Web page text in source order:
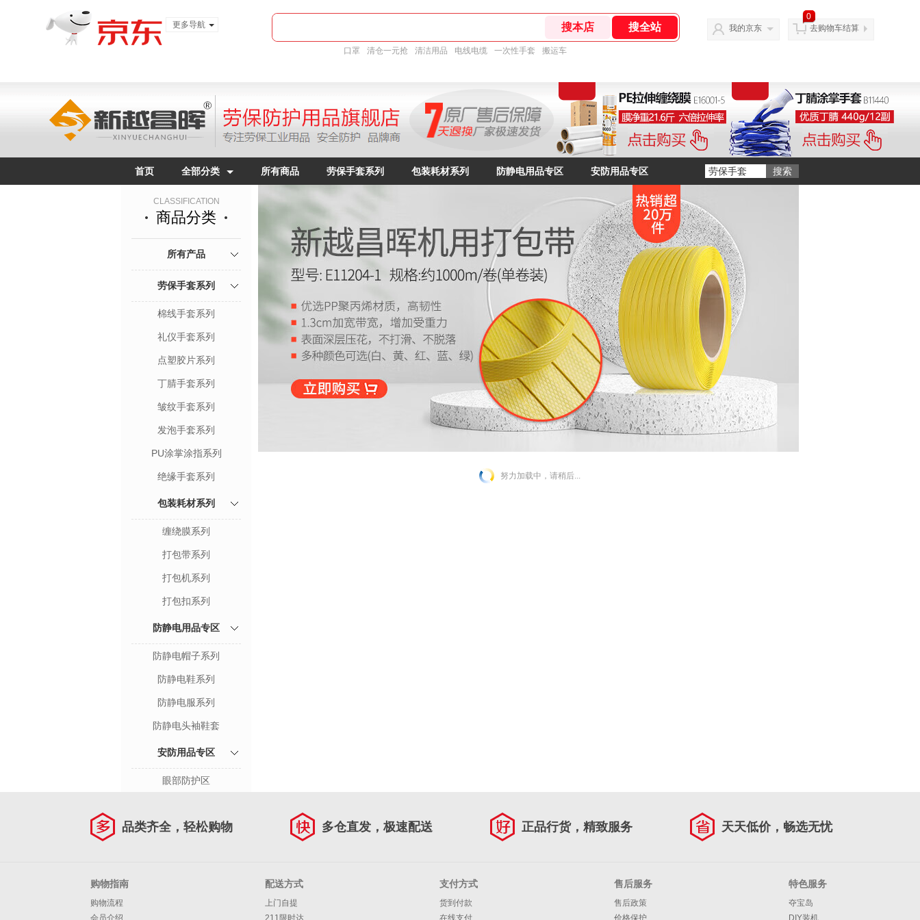
更多导航
口罩 清仓一元抢 清洁用品 电线电缆 一次性手套 搬运车
我的京东
0
去购物车结算
首页 全部分类 所有商品 劳保手套系列 包装耗材系列 防静电用品专区 安防用品专区
CLASSIFICATION
商品分类
所有产品
劳保手套系列
棉线手套系列
礼仪手套系列
点塑胶片系列
丁腈手套系列
皱纹手套系列
发泡手套系列
PU涂掌涂指系列
绝缘手套系列
包装耗材系列
缠绕膜系列
打包带系列
打包机系列
打包扣系列
防静电用品专区
防静电帽子系列
防静电鞋系列
防静电服系列
防静电头袖鞋套
安防用品专区
眼部防护区
努力加载中，请稍后...
品类齐全，轻松购物 多仓直发，极速配送 正品行货，精致服务 天天低价，畅选无忧
购物指南
购物流程
会员介绍
配送方式
上门自提
211限时达
支付方式
货到付款
在线支付
售后服务
售后政策
价格保护
特色服务
夺宝岛
DIY装机